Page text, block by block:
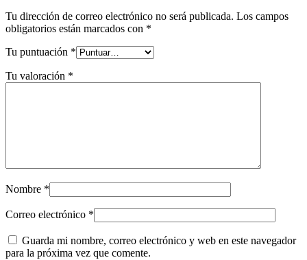
Tu dirección de correo electrónico no será publicada. Los campos
obligatorios están marcados con *
Tu puntuación *
Tu valoración *
Nombre *
Correo electrónico *
Guarda mi nombre, correo electrónico y web en este navegador
para la próxima vez que comente.